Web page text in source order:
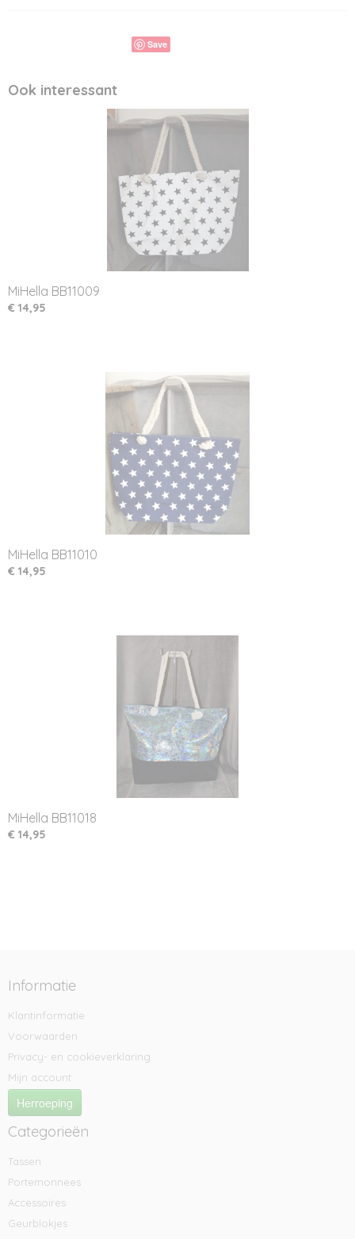
Save
Ook interessant
MiHella BB11009
€ 14,95
MiHella BB11010
€ 14,95
MiHella BB11018
€ 14,95
Informatie
Klantinformatie
Voorwaarden
Privacy- en cookieverklaring
Mijn account
Herroeping
Categorieën
Tassen
Portemonnees
Accessoires
Geurblokjes